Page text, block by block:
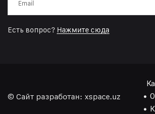
Есть вопрос? Нажмите сюда
© Сайт разработан: xspace.uz